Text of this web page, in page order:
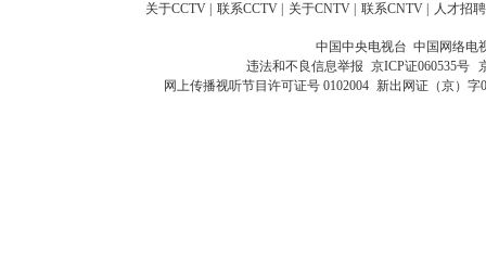
关于CCTV 联系CCTV 关于CNTV 联系CNTV 人才招聘
中国中央电视台 中国网络电
违法和不良信息举报 京ICP证060535号
网上传播视听节目许可证号 0102004 新出网证（京）